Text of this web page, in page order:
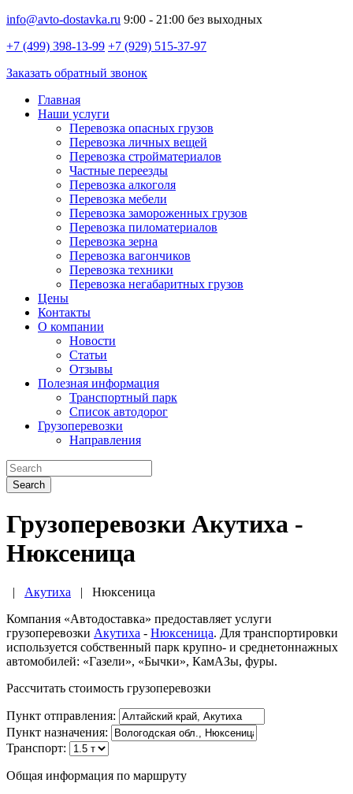
info@avto-dostavka.ru 9:00 - 21:00 без выходных
+7 (499) 398-13-99 +7 (929) 515-37-97
Заказать обратный звонок
Главная
Наши услуги
Перевозка опасных грузов
Перевозка личных вещей
Перевозка стройматериалов
Частные переезды
Перевозка алкоголя
Перевозка мебели
Перевозка замороженных грузов
Перевозка пиломатериалов
Перевозка зерна
Перевозка вагончиков
Перевозка техники
Перевозка негабаритных грузов
Цены
Контакты
О компании
Новости
Статьи
Отзывы
Полезная информация
Транспортный парк
Список автодорог
Грузоперевозки
Направления
Search
Грузоперевозки Акутиха -
Нюксеница
| Акутиха | Нюксеница
Компания «Автодоставка» предоставляет услуги
грузоперевозки Акутиха - Нюксеница. Для транспортировки
используется собственный парк крупно- и среднетоннажных
автомобилей: «Газели», «Бычки», КамАЗы, фуры.
Рассчитать стоимость грузоперевозки
Пункт отправления:
Пункт назначения:
Транспорт:
Общая информация по маршруту